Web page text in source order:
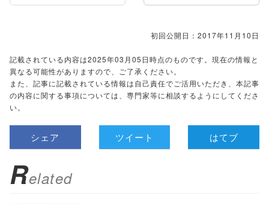
初回公開日：2017年11月10日
記載されている内容は2025年03月05日時点のものです。現在の情報と
異なる可能性がありますので、ご了承ください。
また、記事に記載されている情報は自己責任でご活用いただき、本記事
の内容に関する事項については、専門家等に相談するようにしてくださ
い。
シェア ツイート はてブ
Related